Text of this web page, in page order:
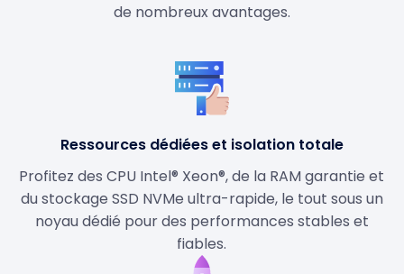
de nombreux avantages.
Ressources dédiées et isolation totale
Profitez des CPU Intel® Xeon®, de la RAM garantie et
du stockage SSD NVMe ultra-rapide, le tout sous un
noyau dédié pour des performances stables et
fiables.